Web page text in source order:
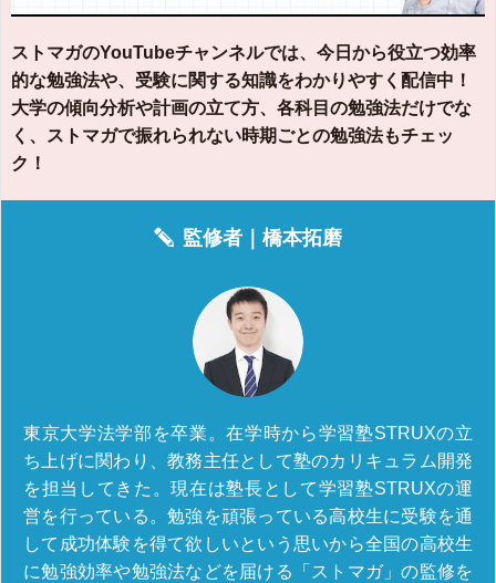
ストマガのYouTubeチャンネルでは、今日から役立つ効率
的な勉強法や、受験に関する知識をわかりやすく配信中！
大学の傾向分析や計画の立て方、各科目の勉強法だけでな
く、ストマガで振れられない時期ごとの勉強法もチェッ
ク！
監修者｜橋本拓磨
東京大学法学部を卒業。在学時から学習塾STRUXの立
ち上げに関わり、教務主任として塾のカリキュラム開発
を担当してきた。現在は塾長として学習塾STRUXの運
営を行っている。勉強を頑張っている高校生に受験を通
して成功体験を得て欲しいという思いから全国の高校生
に勉強効率や勉強法などを届ける「ストマガ」の監修を